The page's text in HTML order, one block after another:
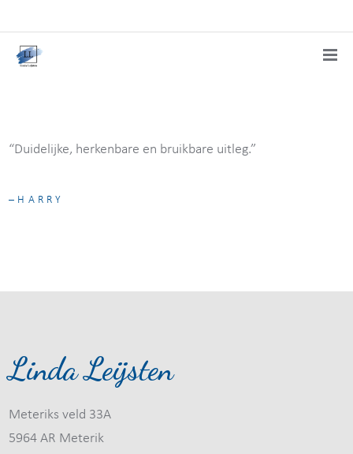
“Duidelijke, herkenbare en bruikbare uitleg.”
HARRY
Linda Leijsten
Meteriks veld 33A
5964 AR Meterik